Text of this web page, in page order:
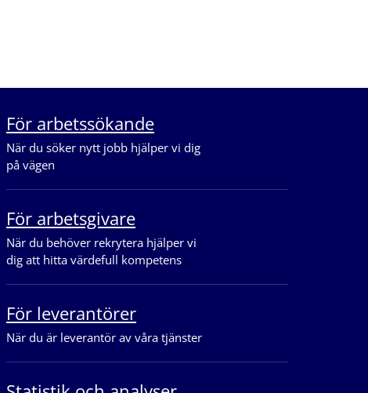
För arbetssökande
När du söker nytt jobb hjälper vi dig
på vägen
För arbetsgivare
När du behöver rekrytera hjälper vi
dig att hitta värdefull kompetens
För leverantörer
När du är leverantör av våra tjänster